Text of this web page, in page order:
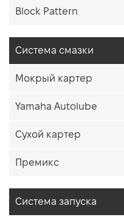
Block Pattern
Система смазки
Мокрый картер
Yamaha Autolube
Сухой картер
Премикс
Система запуска